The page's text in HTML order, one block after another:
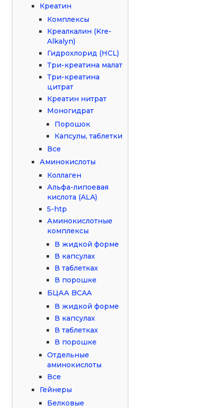
Креатин
Комплексы
Креалкалин (Kre-
Alkalyn)
Гидрохлорид (HCL)
Три-креатина малат
Три-креатина
цитрат
Креатин нитрат
Моногидрат
Порошок
Капсулы, таблетки
Все
Аминокислоты
Коллаген
Альфа-липоевая
кислота (ALA)
5-htp
Аминокислотные
комплексы
В жидкой форме
В капсулах
В таблетках
В порошке
БЦАА BCAA
В жидкой форме
В капсулах
В таблетках
В порошке
Отдельные
аминокислоты
Все
Гейнеры
Белковые